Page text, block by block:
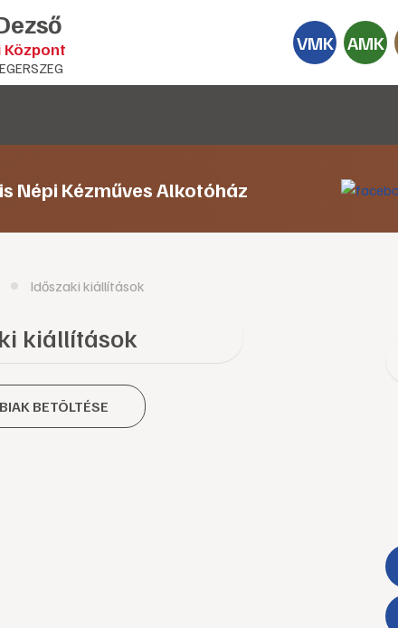
Központ VMK AMK
Népi Kézműves Alkotóház
Időszaki kiállítások
kiállítások
BETÖLTÉSE